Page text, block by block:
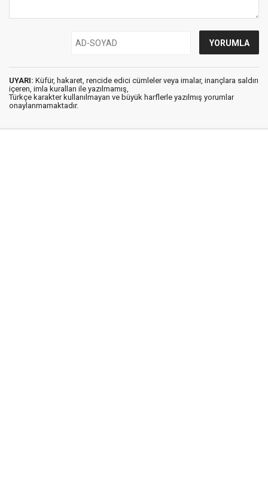
UYARI: Küfür, hakaret, rencide edici cümleler veya imalar, inançlara saldırı
içeren, imla kuralları ile yazılmamış,
Türkçe karakter kullanılmayan ve büyük harflerle yazılmış yorumlar
onaylanmamaktadır.